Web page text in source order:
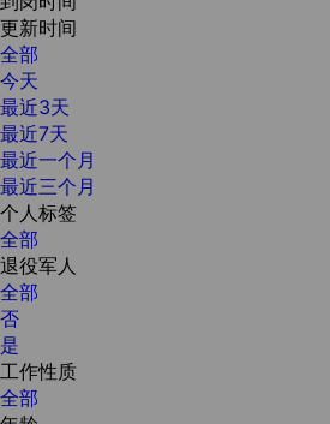
更新时间
全部
今天
最近3天
最近7天
最近一个月
最近三个月
个人标签
全部
退役军人
全部
否
是
工作性质
全部